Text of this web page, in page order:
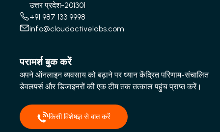
उत्तर प्रदेश-201301
+91 987 133 9998
info@cloudactivelabs.com
परामर्श बुक करें
अपने ऑनलाइन व्यवसाय को बढ़ाने पर ध्यान केंद्रित परिणाम-संचालित
डेवलपर्स और डिजाइनरों की एक टीम तक तत्काल पहुंच प्राप्त करें।
किसी विशेषज्ञ से बात करें